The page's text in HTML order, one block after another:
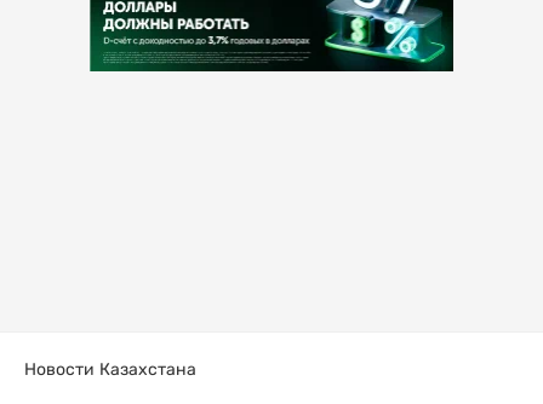
Новости Казахстана